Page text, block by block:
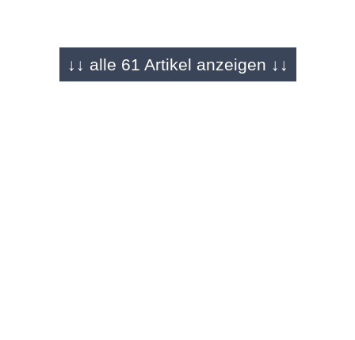
BAD HERSFELD / FULDA - 22.10.2025
Wir lieben Lolls einfach
↓↓ alle 61 Artikel anzeigen ↓↓